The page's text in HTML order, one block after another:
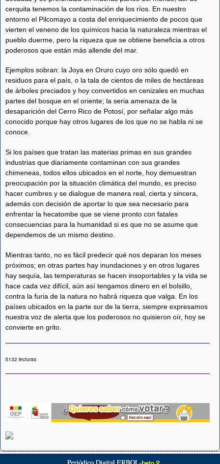
cerquita tenemos la contaminación de los ríos. En nuestro
entorno el Pilcomayo a costa del enriquecimiento de pocos que
vierten el veneno de los químicos hacia la naturaleza mientras el
pueblo duerme, pero la riqueza que se obtiene beneficia a otros
poderosos que están más allende del mar.
Ejemplos sobran: la Joya en Oruro cuyo oro sólo quedó en
residuos para el país, o la tala de cientos de miles de hectáreas
de árboles preciados y hoy convertidos en cenizales en muchas
partes del bosque en el oriente; la seria amenaza de la
desaparición del Cerro Rico de Potosí, por señalar algo más
conocido porque hay otros lugares de los que no se habla ni se
conoce.
Si los países que tratan las materias primas en sus grandes
industrias que diariamente contaminan con sus grandes
chimeneas, todos ellos ubicados en el norte, hoy demuestran
preocupación por la situación climática del mundo, es preciso
hacer cumbres y se dialogue de manera real, cierta y sincera,
además con decisión de aportar lo que sea necesario para
enfrentar la hecatombe que se viene pronto con fatales
consecuencias para la humanidad si es que no se asume que
dependemos de un mismo destino.
Mientras tanto, no es fácil predecir qué nos deparan los meses
próximos; en otras partes hay inundaciones y en otros lugares
hay sequía, las temperaturas se hacen insoportables y la vida se
hace cada vez difícil, aún así tengamos dinero en el bolsillo,
contra la furia de la natura no habrá riqueza que valga. En los
países ubicados en la parte sur de la tierra, siempre expresamos
nuestra voz de alerta que los poderosos no quisieron oír, hoy se
convierte en grito.
5132 lecturas